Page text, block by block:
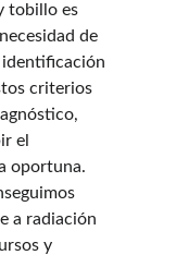
tobillo es
de
identificación
criterios
el
oportuna.
a radiación
y